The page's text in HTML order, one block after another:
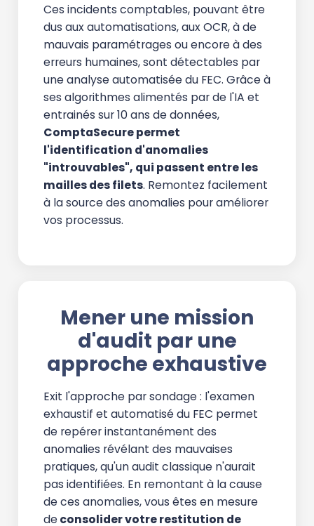
Ces incidents comptables, pouvant être
dus aux automatisations, aux OCR, à de
mauvais paramétrages ou encore à des
erreurs humaines, sont détectables par
une analyse automatisée du FEC. Grâce à
ses algorithmes alimentés par de l'IA et
entrainés sur 10 ans de données,
ComptaSecure permet
l'identification d'anomalies
"introuvables", qui passent entre les
mailles des filets. Remontez facilement
à la source des anomalies pour améliorer
vos processus.
Mener une mission
d'audit par une
approche exhaustive
Exit l'approche par sondage : l'examen
exhaustif et automatisé du FEC permet
de repérer instantanément des
anomalies révélant des mauvaises
pratiques, qu'un audit classique n'aurait
pas identifiées. En remontant à la cause
de ces anomalies, vous êtes en mesure
deconsolider votre restitution de